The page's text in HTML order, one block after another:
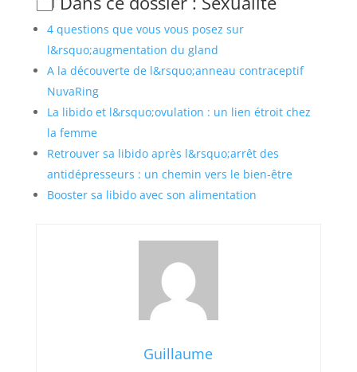
4 questions que vous vous posez sur
l&rsquo;augmentation du gland
A la découverte de l&rsquo;anneau contraceptif
NuvaRing
La libido et l&rsquo;ovulation : un lien étroit chez
la femme
Retrouver sa libido après l&rsquo;arrêt des
antidépresseurs : un chemin vers le bien-être
Booster sa libido avec son alimentation
Guillaume